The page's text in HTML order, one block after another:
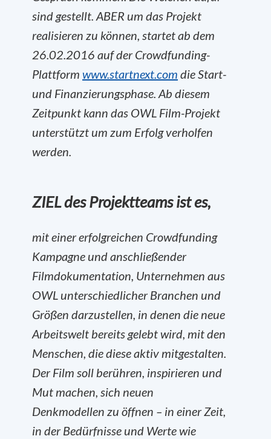
sind gestellt. ABER um das Projekt
realisieren zu können, startet ab dem
26.02.2016 auf der Crowdfunding-
Plattform www.startnext.com die Start-
und Finanzierungsphase. Ab diesem
Zeitpunkt kann das OWL Film-Projekt
unterstützt um zum Erfolg verholfen
werden.
ZIEL des Projektteams ist es,
mit einer erfolgreichen Crowdfunding
Kampagne und anschließender
Filmdokumentation, Unternehmen aus
OWL unterschiedlicher Branchen und
Größen darzustellen, in denen die neue
Arbeitswelt bereits gelebt wird, mit den
Menschen, die diese aktiv mitgestalten.
Der Film soll berühren, inspirieren und
Mut machen, sich neuen
Denkmodellen zu öffnen – in einer Zeit,
in der Bedürfnisse und Werte wie